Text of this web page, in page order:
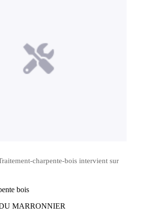
charpente-bois intervient sur
bois
MARRONNIER